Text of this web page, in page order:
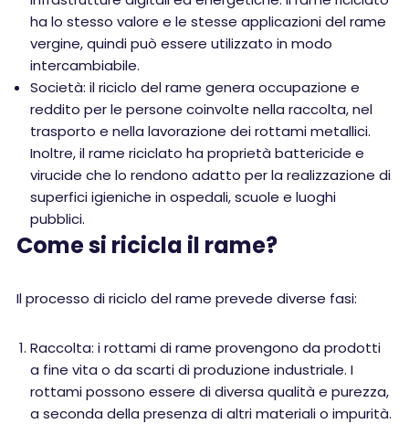
ha lo stesso valore e le stesse applicazioni del rame
vergine, quindi può essere utilizzato in modo
intercambiabile.
Società: il riciclo del rame genera occupazione e
reddito per le persone coinvolte nella raccolta, nel
trasporto e nella lavorazione dei rottami metallici.
Inoltre, il rame riciclato ha proprietà battericide e
virucide che lo rendono adatto per la realizzazione di
superfici igieniche in ospedali, scuole e luoghi
pubblici.
Come si ricicla il rame?
Il processo di riciclo del rame prevede diverse fasi:
Raccolta: i rottami di rame provengono da prodotti
a fine vita o da scarti di produzione industriale. I
rottami possono essere di diversa qualità e purezza,
a seconda della presenza di altri materiali o impurità.